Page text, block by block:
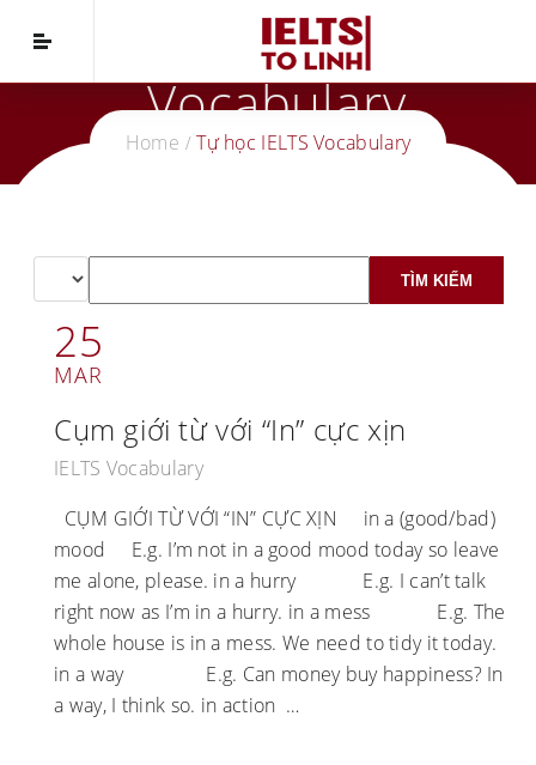
Tự Học IELTS
Vocabulary
Home Tự học IELTS Vocabulary
25
MAR
Cụm giới từ với “In” cực xịn
IELTS Vocabulary
CỤM GIỚI TỪ VỚI “IN” CỰC XỊN in a (good/bad)
mood E.g. I’m not in a good mood today so leave
me alone, please. in a hurry E.g. I can’t talk
right now as I’m in a hurry. in a mess E.g. The
whole house is in a mess. We need to tidy it today.
in a way E.g. Can money buy happiness? In
a way, I think so. in action …